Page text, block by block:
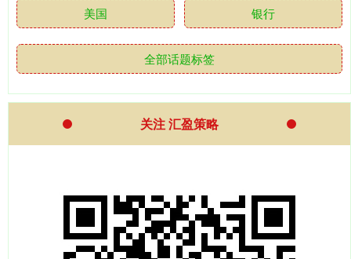
美国 银行
全部话题标签
关注 汇盈策略